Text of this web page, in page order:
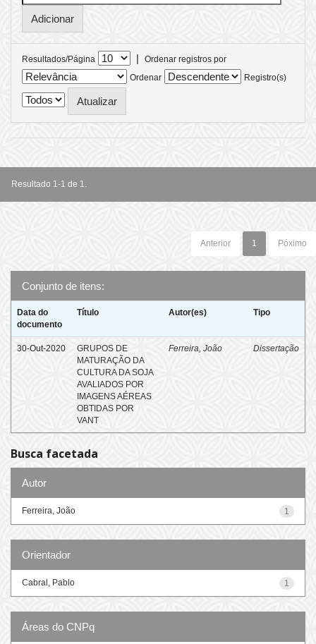
Resultados/Página |
Ordenar registros por
Ordenar
Registro(s)
Resultado 1-1 de 1.
Anterior 1 Póximo
Conjunto de itens:
Data do
documento
Título Autor(es) Tipo
30-Out-2020
GRUPOS DE
MATURAÇÃO DA
CULTURA DA SOJA
AVALIADOS POR
IMAGENS AÉREAS
OBTIDAS POR
VANT
Ferreira, João Dissertação
Busca facetada
Autor
1
Ferreira, João
Orientador
1
Cabral, Pablo
Áreas do CNPq